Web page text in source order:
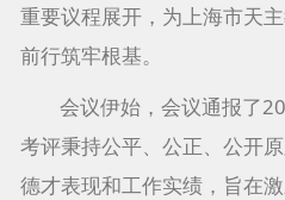
重要议程展开，为上海市天
前行筑牢根基。
会议伊始，会议通报了
考评秉持公平、公正、公开
德才表现和工作实绩，旨在